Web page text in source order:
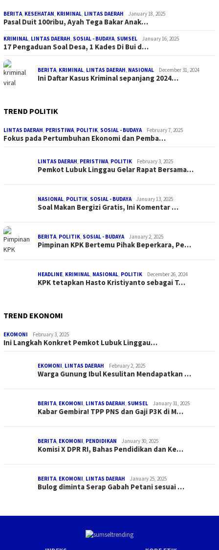
BERITA, KESEHATAN, KRIMINAL, LINTAS DAERAH January 18, 2025
Pasal Duit 100ribu, Ayah Tega Bakar Anak…
KRIMINAL, LINTAS DAERAH, SOSIAL - BUDAYA, SUMSEL January 16, 2025
17 Pengaduan Soal Desa, 1 Kades Di Bui d…
BERITA, KRIMINAL, LINTAS DAERAH, NASIONAL December 31, 2024
Ini Daftar Kasus Kriminal sepanjang 2024…
TREND POLITIK
LINTAS DAERAH, PERISTIWA, POLITIK, SOSIAL - BUDAYA February 7, 2025
Fokus pada Pertumbuhan Ekonomi dan Pemba…
LINTAS DAERAH, PERISTIWA, POLITIK February 3, 2025
Pemkot Lubuk Linggau Gelar Rapat Bersama…
NASIONAL, POLITIK, SOSIAL - BUDAYA January 13, 2025
Soal Makan Bergizi Gratis, Ini Komentar …
BERITA, POLITIK, SOSIAL - BUDAYA January 2, 2025
Pimpinan KPK Bertemu Pihak Beperkara, Pe…
HEADLINE, KRIMINAL, NASIONAL, POLITIK December 26, 2024
KPK tetapkan Hasto Kristiyanto sebagai T…
TREND EKONOMI
EKOMONI February 3, 2025
Ini Langkah Konkret Pemkot Lubuk Linggau…
EKOMONI, LINTAS DAERAH February 2, 2025
Warga Gunung Ibul Kesulitan Mendapatkan …
BERITA, EKOMONI, LINTAS DAERAH, SUMSEL January 31, 2025
Kabar Gembira! TPP PNS dan Gaji P3K di M…
BERITA, EKOMONI, PENDIDIKAN January 30, 2025
Komisi X DPR RI, Bahas Pendidikan dan Ke…
BERITA, EKOMONI, LINTAS DAERAH January 25, 2025
Bulog diminta Serap Gabah Petani sesuai …